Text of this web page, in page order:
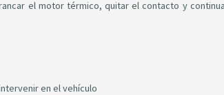
el motor térmico, quitar el contacto y
en el vehículo